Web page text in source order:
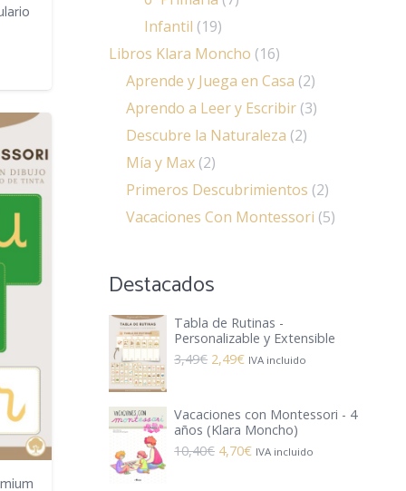
Infantil (19)
Libros Klara Moncho (16)
Aprende y Juega en Casa (2)
Aprendo a Leer y Escribir (3)
Descubre la Naturaleza (2)
Mía y Max (2)
Primeros Descubrimientos (2)
Vacaciones Con Montessori (5)
Destacados
Tabla de Rutinas -
Personalizable y Extensible
3,49€ El
original
era:
2,49€El
actual
es:
IVA incluido
Vacaciones con Montessori - 4
años (Klara Moncho)
10,40€ El
4,70€ElIVA incluido